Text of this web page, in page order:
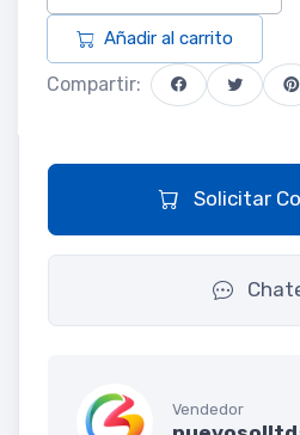
Añadir al carrito
Compartir:
Solicitar
Vendedor